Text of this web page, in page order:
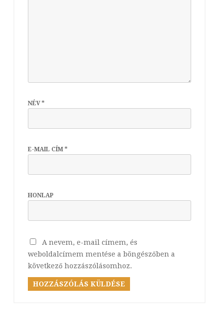
NÉV*
E-MAIL CÍM *
HONLAP
A nevem, e-mail címem, és
weboldalcímem mentése a böngészőben a
következő hozzászólásomhoz.